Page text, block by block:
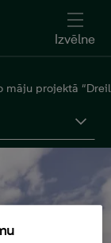
Izvēlne
projektā